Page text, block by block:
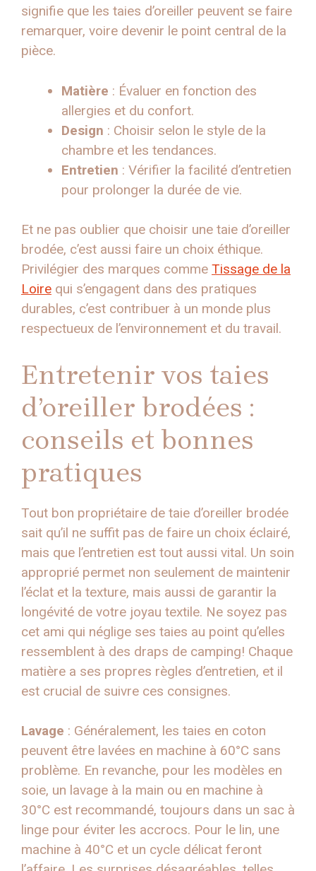
signifie que les taies d’oreiller peuvent se faire
remarquer, voire devenir le point central de la
pièce.
Matière : Évaluer en fonction des
allergies et du confort.
Design : Choisir selon le style de la
chambre et les tendances.
Entretien : Vérifier la facilité d’entretien
pour prolonger la durée de vie.
Et ne pas oublier que choisir une taie d’oreiller
brodée, c’est aussi faire un choix éthique.
Privilégier des marques comme Tissage de la
Loire qui s’engagent dans des pratiques
durables, c’est contribuer à un monde plus
respectueux de l’environnement et du travail.
Entretenir vos taies
d’oreiller brodées :
conseils et bonnes
pratiques
Tout bon propriétaire de taie d’oreiller brodée
sait qu’il ne suffit pas de faire un choix éclairé,
mais que l’entretien est tout aussi vital. Un soin
approprié permet non seulement de maintenir
l’éclat et la texture, mais aussi de garantir la
longévité de votre joyau textile. Ne soyez pas
cet ami qui néglige ses taies au point qu’elles
ressemblent à des draps de camping! Chaque
matière a ses propres règles d’entretien, et il
est crucial de suivre ces consignes.
Lavage : Généralement, les taies en coton
peuvent être lavées en machine à 60°C sans
problème. En revanche, pour les modèles en
soie, un lavage à la main ou en machine à
30°C est recommandé, toujours dans un sac à
linge pour éviter les accrocs. Pour le lin, une
machine à 40°C et un cycle délicat feront